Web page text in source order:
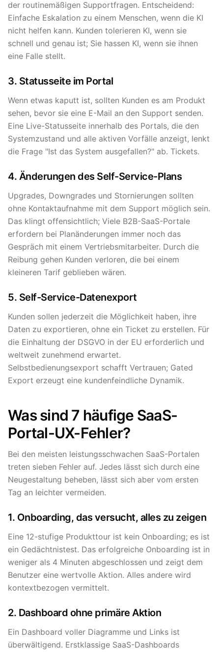
der routinemäßigen Supportfragen. Entscheidend:
Einfache Eskalation zu einem Menschen, wenn die KI
nicht helfen kann. Kunden tolerieren KI, wenn sie
schnell und genau ist; Sie hassen KI, wenn sie ihnen
eine Falle stellt.
3. Statusseite im Portal
Wenn etwas kaputt ist, sollten Kunden es am Produkt
sehen, bevor sie eine E-Mail an den Support senden.
Eine Live-Statusseite innerhalb des Portals, die den
Systemzustand und alle aktiven Vorfälle anzeigt, lenkt
die Frage "Ist das System ausgefallen?" ab. Tickets.
4. Änderungen des Self-Service-Plans
Upgrades, Downgrades und Stornierungen sollten
ohne Kontaktaufnahme mit dem Support möglich sein.
Das klingt offensichtlich; Viele B2B-SaaS-Portale
erfordern bei Planänderungen immer noch das
Gespräch mit einem Vertriebsmitarbeiter. Durch die
Reibung gehen Kunden verloren, die bei einem
kleineren Tarif geblieben wären.
5. Self-Service-Datenexport
Kunden sollen jederzeit die Möglichkeit haben, ihre
Daten zu exportieren, ohne ein Ticket zu erstellen. Für
die Einhaltung der DSGVO in der EU erforderlich und
weltweit zunehmend erwartet.
Selbstbedienungsexport schafft Vertrauen; Gated
Export erzeugt eine kundenfeindliche Dynamik.
Was sind 7 häufige SaaS-
Portal-UX-Fehler?
Bei den meisten leistungsschwachen SaaS-Portalen
treten sieben Fehler auf. Jedes lässt sich durch eine
Neugestaltung beheben, lässt sich aber vom ersten
Tag an leichter vermeiden.
1. Onboarding, das versucht, alles zu zeigen
Eine 12-stufige Produkttour ist kein Onboarding; es ist
ein Gedächtnistest. Das erfolgreiche Onboarding ist in
weniger als 4 Minuten abgeschlossen und zeigt dem
Benutzer eine wertvolle Aktion. Alles andere wird
kontextbezogen vermittelt.
2. Dashboard ohne primäre Aktion
Ein Dashboard voller Diagramme und Links ist
überwältigend. Erstklassige SaaS-Dashboards